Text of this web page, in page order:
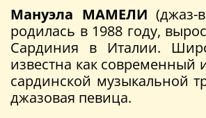
Мануэла МАМЕЛИ (джаз-
родилась в 1988 году,
Сардиния в Италии.
известна как современный
сардинской музыкальной
джазовая певица.